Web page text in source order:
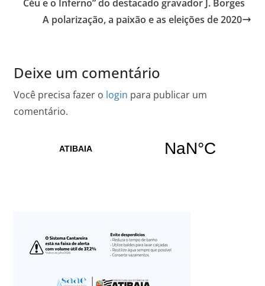
Céu e o Inferno” do destacado gravador J. Borges
A polarização, a paixão e as eleições de 2020
Deixe um comentário
Você precisa fazer o login para publicar um
comentário.